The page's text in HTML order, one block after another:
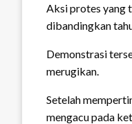
Aksi protes yang
dibandingkan
Demonstrasi
merugikan.
Setelah
mengacu pada